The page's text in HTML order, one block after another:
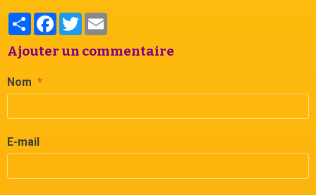
PartagerFacebook
Twitter
Ajouter un commentaire
Nom
E-mail